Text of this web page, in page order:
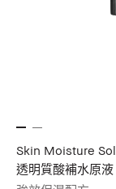
Skin Moisture
透明質酸補水原液